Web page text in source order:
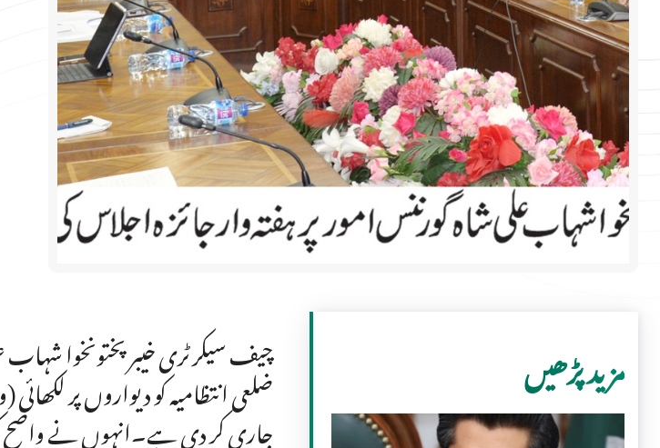
چیف سیکرٹری خیبر پختونخوا شہاب
ضلعی انتظامیہ کو دیواروں پر
جاری کر دی ہے۔انہوں نے واضح
مزید پڑھیں